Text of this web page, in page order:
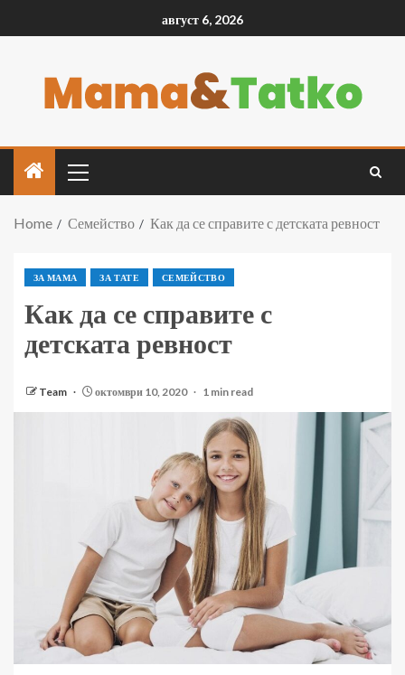
август 6, 2026
Home Семейство Как да се справите с детската ревност
ЗА МАМА ЗА ТАТЕ СЕМЕЙСТВО
Как да се справите с
детската ревност
Team октомври 10, 2020 1 min read